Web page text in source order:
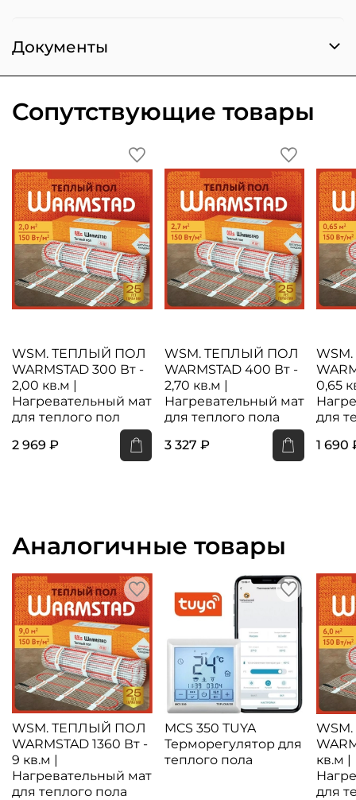
Документы
Сопутствующие товары
WSM. ТЕПЛЫЙ ПОЛ
WARMSTAD 300 Вт -
2,00 кв.м |
Нагревательный мат
для теплого пол
2 969 ₽
WSM. ТЕПЛЫЙ ПОЛ
WARMSTAD 400 Вт -
2,70 кв.м |
Нагревательный мат
для теплого пола
3 327 ₽
0,65
для
1 690
Аналогичные товары
WSM. ТЕПЛЫЙ ПОЛ
WARMSTAD 1360 Вт -
9 кв.м |
Нагревательный мат
для теплого пола
MCS 350 TUYA
Терморегулятор для
теплого пола
кв.м |
для